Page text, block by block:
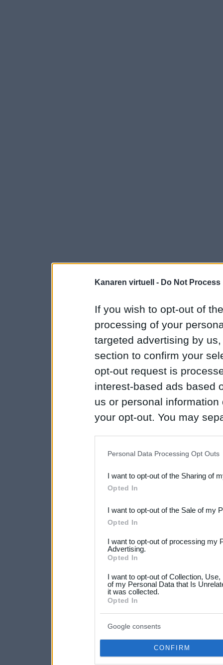
Kanaren virtuell - Do Not
If you wish to opt-out of
processing of your
targeted advertising by
section to confirm your
opt-out request is
interest-based ads based
us or personal
your opt-out. You may
Downstream Participants
third parties.
Please note that this
not limited to your visit or
grant or deny consent to
your data for below
consent section.
Personal Data Processing Opt Outs
I want to opt-out of the Sharing of
Opted In
I want to opt-out of the Sale of my
Opted In
I want to opt-out of processing my
Advertising.
Opted In
I want to opt-out of Collection,
of my Personal Data that Is
it was collected.
Opted In
Google consents
CONFIRM